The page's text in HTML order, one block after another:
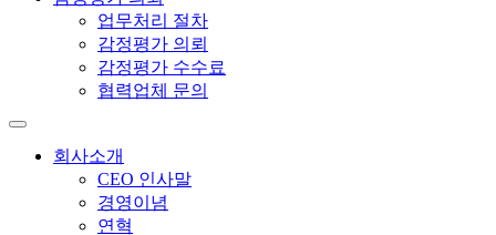
업무처리 절차
감정평가 의뢰
감정평가 수수료
협력업체 문의
회사소개
CEO 인사말
경영이념
연혁